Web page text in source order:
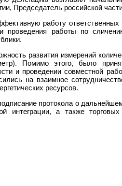
Председатель российской
работу ответственных
проведения работы по
развития измерений
Помимо этого, было
и проведении совместной
на взаимное
ресурсов.
протокола о
интеграции, а также